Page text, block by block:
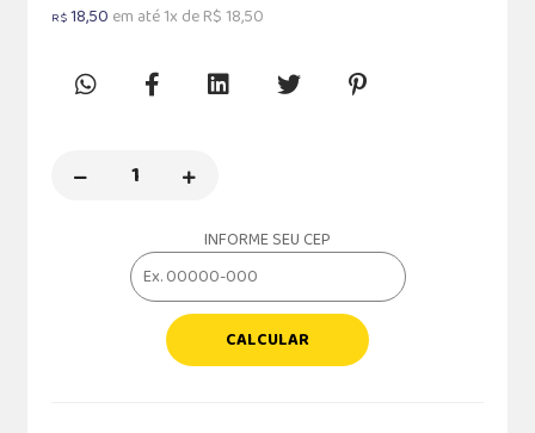
R$18,50 em até 1x de R$ 18,50
INFORME SEU CEP
CALCULAR